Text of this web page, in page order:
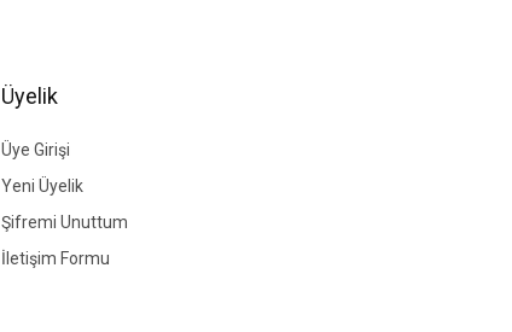
Üyelik
Üye Girişi
Yeni Üyelik
Şifremi Unuttum
İletişim Formu